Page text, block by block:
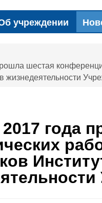
учреждении
шестая
жизнедеятельности
года